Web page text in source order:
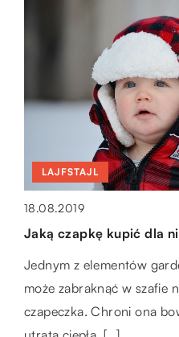
MOTO & TECH
Rozrusznik
ani rusz
Rozrusznik to urządzenie
rozruch jednostki
upływu czasu sprzęt
uszkodzeniu. Warto
LAJFSTAJL
18.08.2019
Jaką czapkę kupić dla
Jednym z elementów
może zabraknąć w szafie
czapeczka. Chroni ona
MOTO & TECH
14.10.2020
układu wydechowego
odbiorczej, katalizatora i
Montowane jest we